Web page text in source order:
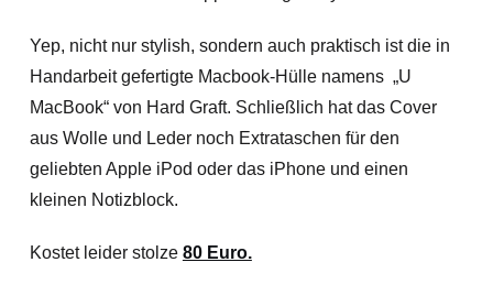
Yep, nicht nur stylish, sondern auch praktisch ist die in
Handarbeit gefertigte Macbook-Hülle namens „U
MacBook“ von Hard Graft. Schließlich hat das Cover
aus Wolle und Leder noch Extrataschen für den
geliebten Apple iPod oder das iPhone und einen
kleinen Notizblock.
Kostet leider stolze 80 Euro.